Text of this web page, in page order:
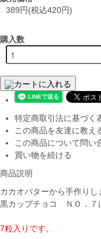
389円(税込420円)
購入数
カートに入れる
特定商取引法に基づく
この商品を友達に教え
この商品について問い
買い物を続ける
商品説明
カカオバターから手作り
黒カップチョコ ＮＯ．７
7粒入りです。